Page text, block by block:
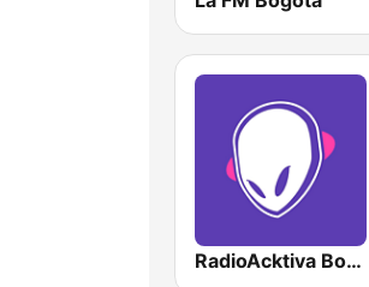
RadioAcktiva Bogotá